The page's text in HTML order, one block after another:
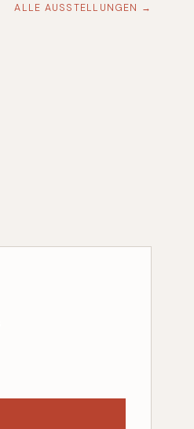
ALLE AUSSTELLUNGEN →